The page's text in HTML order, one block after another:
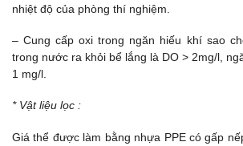
nhiệt độ của phòng thí nghiệm.
– Cung cấp oxi trong ngăn hiếu khí sao
trong nước ra khỏi bể lắng là DO > 2mg/l,
1 mg/l.
* Vật liệu lọc :
Giá thể được làm bằng nhựa PPE có gấp